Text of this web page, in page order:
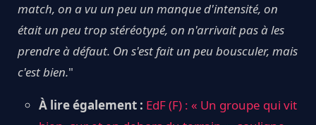
match, on a vu un peu un manque d'intensité, on
était un peu trop stéréotypé, on n'arrivait pas à les
prendre à défaut. On s'est fait un peu bousculer, mais
c'est bien."
À lire également : EdF (F) : « Un groupe qui vit